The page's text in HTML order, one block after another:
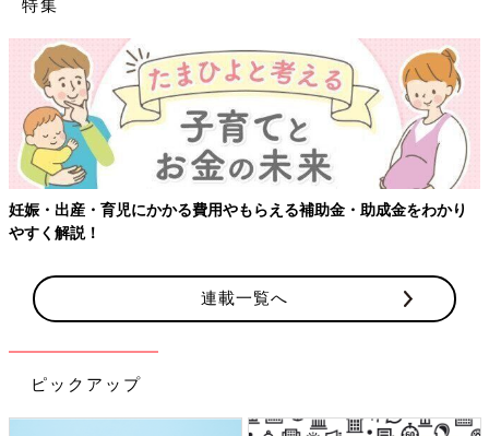
特集
妊娠・出産・育児にかかる費用やもらえる補助金・助成金をわかり
やすく解説！
連載一覧へ
ピックアップ